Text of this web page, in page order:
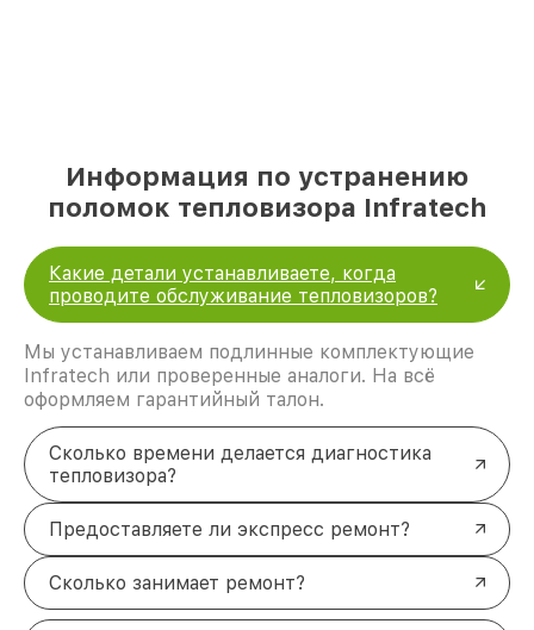
Информация по устранению
поломок тепловизора Infratech
Какие детали устанавливаете, когда
проводите обслуживание тепловизоров?
Мы устанавливаем подлинные комплектующие
Infratech или проверенные аналоги. На всё
оформляем гарантийный талон.
Сколько времени делается диагностика
тепловизора?
Предоставляете ли экспресс ремонт?
Сколько занимает ремонт?